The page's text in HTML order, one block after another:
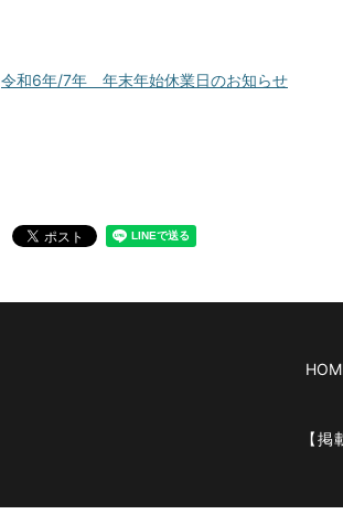
令和6年/7年 年末年始休業日のお知らせ
【